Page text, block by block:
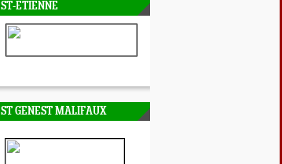
ST-ETIENNE
ST GENEST MALIFAUX